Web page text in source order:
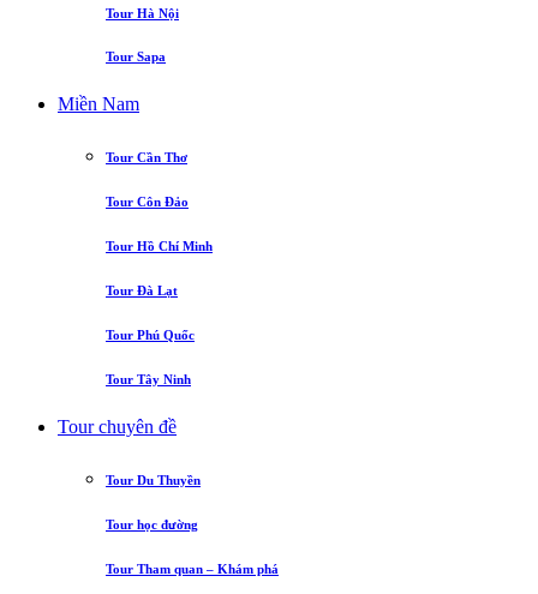
Tour Hà Nội
Tour Sapa
Miền Nam
Tour Cần Thơ
Tour Côn Đảo
Tour Hồ Chí Minh
Tour Đà Lạt
Tour Phú Quốc
Tour Tây Ninh
Tour chuyên đề
Tour Du Thuyền
Tour học đường
Tour Tham quan – Khám phá